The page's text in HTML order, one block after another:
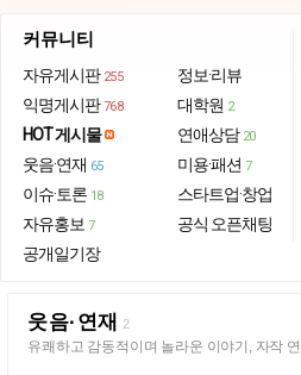
커뮤니티
자유게시판 255
익명게시판 768
HOT 게시물
웃음·연재 65
이슈·토론 18
자유홍보 7
공개일기장
정보·리뷰
대학원 2
연애상담 20
미용·패션 7
스타트업·창업
공식 오픈채팅
웃음·연재 2
유쾌하고 감동적이며 놀라운 이야기, 자작